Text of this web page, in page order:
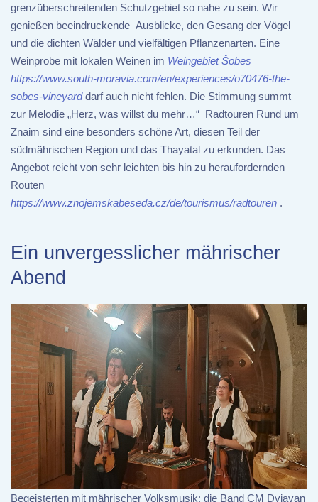
grenzüberschreitenden Schutzgebiet so nahe zu sein. Wir
genießen beeindruckende Ausblicke, den Gesang der Vögel
und die dichten Wälder und vielfältigen Pflanzenarten. Eine
Weinprobe mit lokalen Weinen im Weingebiet Šobes
https://www.south-moravia.com/en/experiences/o70476-the-
sobes-vineyarddarf auch nicht fehlen. Die Stimmung summt
zur Melodie „Herz, was willst du mehr…“ Radtouren Rund um
Znaim sind eine besonders schöne Art, diesen Teil der
südmährischen Region und das Thayatal zu erkunden. Das
Angebot reicht von sehr leichten bis hin zu heraufordernden
Routen
https://www.znojemskabeseda.cz/de/tourismus/radtouren .
Ein unvergesslicher mährischer
Abend
Begeisterten mit mährischer Volksmusik: die Band CM Dyjavan